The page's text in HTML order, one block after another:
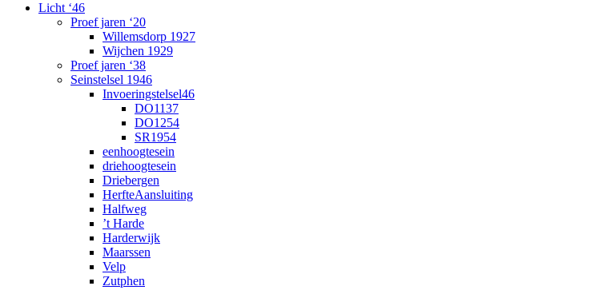
Licht ‘46
Proef jaren ‘20
Willemsdorp 1927
Wijchen 1929
Proef jaren ‘38
Seinstelsel 1946
Invoeringstelsel46
DO1137
DO1254
SR1954
eenhoogtesein
driehoogtesein
Driebergen
HerfteAansluiting
Halfweg
’t Harde
Harderwijk
Maarssen
Velp
Zutphen